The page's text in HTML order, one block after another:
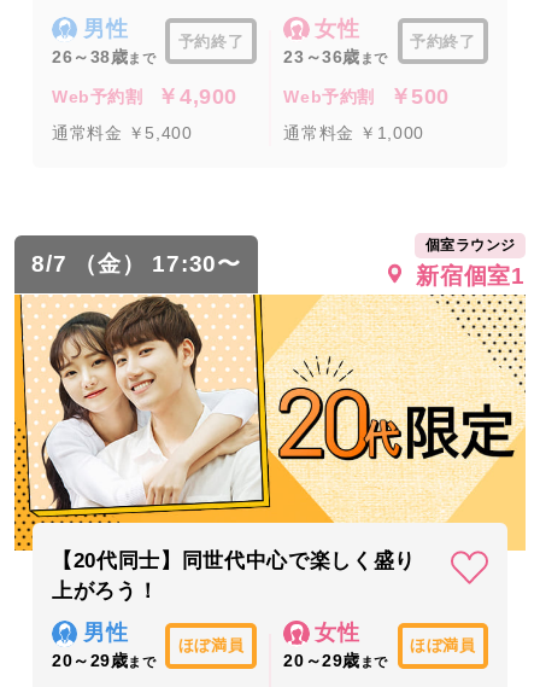
男性
26～38歳まで
予約終了
Web予約割 ￥4,900
通常料金 ￥5,400
女性
23～36歳 まで
予約終了
Web予約割 ￥500
通常料金 ￥1,000
8/7 （金） 17:30〜
個室ラウンジ
新宿個室1
【20代同士】同世代中心で楽しく盛り
上がろう！
男性
20～29歳まで
ほぼ満員
女性
20～29歳 まで
ほぼ満員